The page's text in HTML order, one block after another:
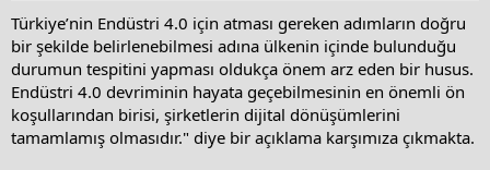
a
t
e
r
e
Türkiye’nin Endüstri 4.0 için atması gereken adımların doğru
bir şekilde belirlenebilmesi adına ülkenin içinde bulunduğu
durumun tespitini yapması oldukça önem arz eden bir husus.
Endüstri 4.0 devriminin hayata geçebilmesinin en önemli ön
koşullarından birisi, şirketlerin dijital dönüşümlerini
tamamlamış olmasıdır." diye bir açıklama karşımıza çıkmakta.